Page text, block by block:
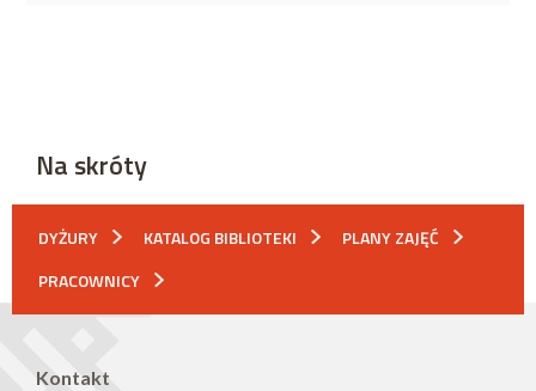
Na skróty
DYŻURY KATALOG BIBLIOTEKI
PLANY ZAJĘĆ
PRACOWNICY
Kontakt